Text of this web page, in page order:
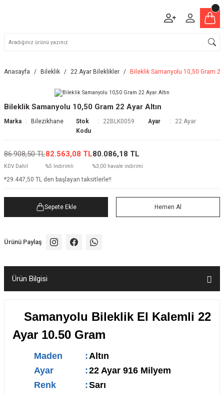
Anasayfa Bileklik 22 Ayar Bileklikler Bileklik Samanyolu 10,50 Gram
Bileklik Samanyolu 10,50 Gram 22 Ayar Altın
Marka Bilezikhane
Stok
Kodu
22BLK0059 Ayar 22 Ayar
86.908,50 TL
KDV Dahil
82.563,08 TL
%5 İndirimli
80.086,18 TL
%3,00 havale indirimi
*29.447,50 TL den başlayan taksitlerle!!
Sepete Ekle Hemen Al
Ürünü Paylaş
Ürün Bilgisi
Samanyolu Bileklik El Kalemli 22
Ayar 10.50 Gram
Maden :Altın
Ayar
:22 Ayar 916 Milyem
Renk
:Sarı